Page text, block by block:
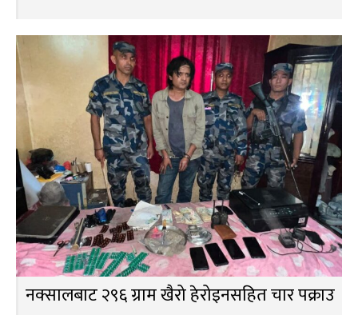
नक्सालबाट २९६ ग्राम खैरो हेरोइनसहित चार पक्राउ